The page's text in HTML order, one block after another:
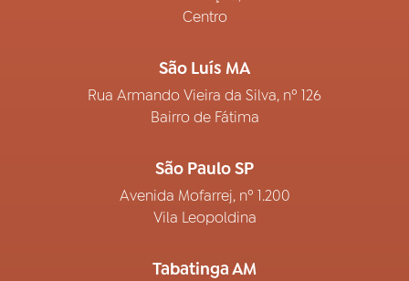
Centro
São Luís MA
Rua Armando Vieira da Silva, nº 126
Bairro de Fátima
São Paulo SP
Avenida Mofarrej, nº 1.200
Vila Leopoldina
Tabatinga AM